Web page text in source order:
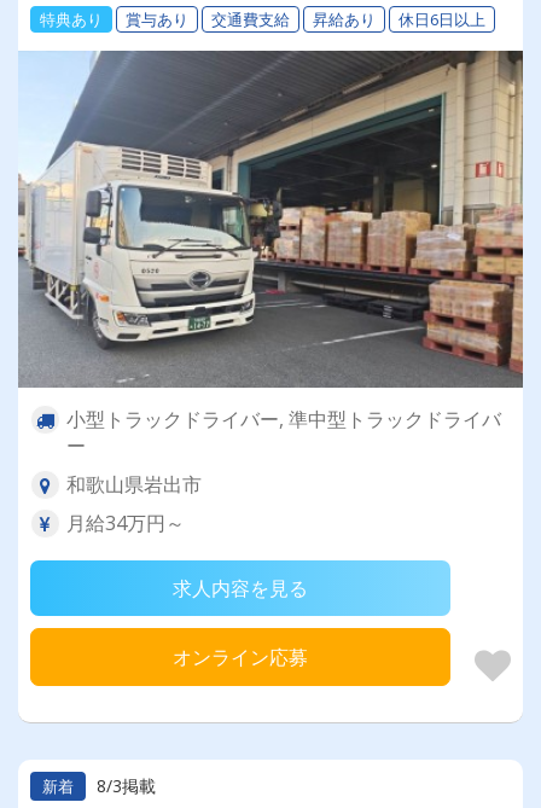
特典あり 賞与あり 交通費支給 昇給あり 休日6日以上
小型トラックドライバー, 準中型トラックドライバ
ー
和歌山県岩出市
月給34万円～
求人内容を見る
オンライン応募
新着 8/3掲載